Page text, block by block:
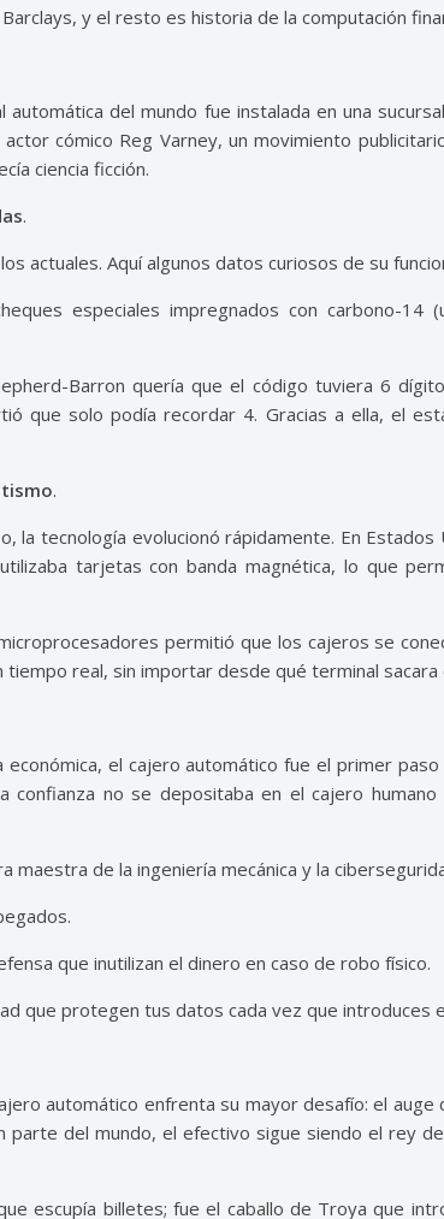
y el resto es historia de la computación
del mundo fue instalada en una
cómico Reg Varney, un movimiento
ciencia ficción.
.
actuales. Aquí algunos datos curiosos de su
especiales impregnados con carbono-14
Barron quería que el código tuviera 6
que solo podía recordar 4. Gracias a ella, el
.
la tecnología evolucionó rápidamente. En
tarjetas con banda magnética, lo que
permitió que los cajeros se
real, sin importar desde qué terminal sacara
el cajero automático fue el primer paso
confianza no se depositaba en el cajero
maestra de la ingeniería mecánica y la
que inutilizan el dinero en caso de robo físico.
que protegen tus datos cada vez que introduces
automático enfrenta su mayor desafío: el
parte del mundo, el efectivo sigue siendo el rey
escupía billetes; fue el caballo de Troya que